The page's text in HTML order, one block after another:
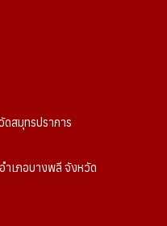
สมุทรปราการ
เภอบางพลี จังหวัด